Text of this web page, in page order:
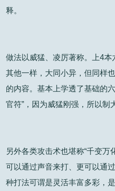
释。
做法以威猛、凌厉著称。上4
其他一样，大同小异，但同样
的内容。基本上学透了基础的
官符”，因为威猛刚强，所以制
另外各类攻击术也堪称“千变万
可以通过声音来打、更可以通
种打法可谓是灵活丰富多彩，